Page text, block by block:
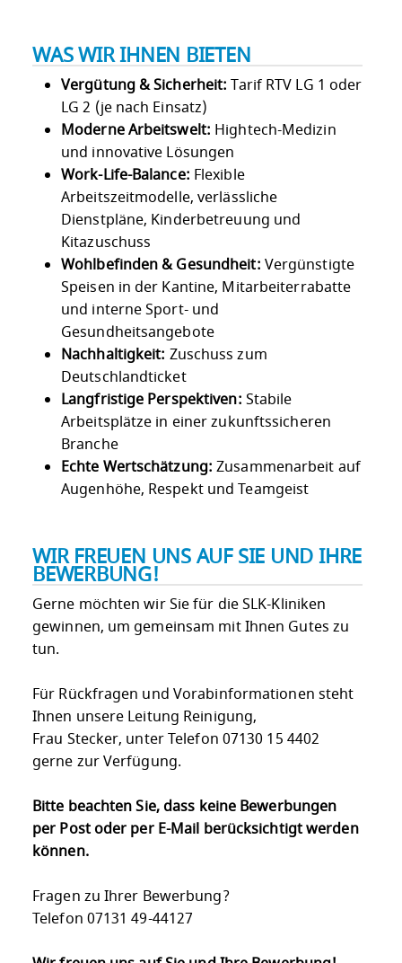
WAS WIR IHNEN BIETEN
Vergütung & Sicherheit: Tarif RTV LG 1 oder
LG 2 (je nach Einsatz)
Moderne Arbeitswelt: Hightech-Medizin
und innovative Lösungen
Work-Life-Balance: Flexible
Arbeitszeitmodelle, verlässliche
Dienstpläne, Kinderbetreuung und
Kitazuschuss
Wohlbefinden & Gesundheit: Vergünstigte
Speisen in der Kantine, Mitarbeiterrabatte
und interne Sport- und
Gesundheitsangebote
Nachhaltigkeit: Zuschuss zum
Deutschlandticket
Langfristige Perspektiven: Stabile
Arbeitsplätze in einer zukunftssicheren
Branche
Echte Wertschätzung: Zusammenarbeit auf
Augenhöhe, Respekt und Teamgeist
WIR FREUEN UNS AUF SIE UND IHRE
BEWERBUNG!
Gerne möchten wir Sie für die SLK-Kliniken
gewinnen, um gemeinsam mit Ihnen Gutes zu
tun.
Für Rückfragen und Vorabinformationen steht
Ihnen unsere Leitung Reinigung,
Frau Stecker, unter Telefon 07130 15 4402
gerne zur Verfügung.
Bitte beachten Sie, dass keine Bewerbungen
per Post oder per E-Mail berücksichtigt werden
können.
Fragen zu Ihrer Bewerbung?
Telefon 07131 49-44127